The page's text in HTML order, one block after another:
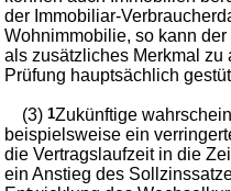
der Immobiliar-
Wohnimmobilie, so kann
als zusätzliches Merkmal zu
Prüfung hauptsächlich
(3)1Zukünftige
beispielsweise ein
die Vertragslaufzeit in die
ein Anstieg des